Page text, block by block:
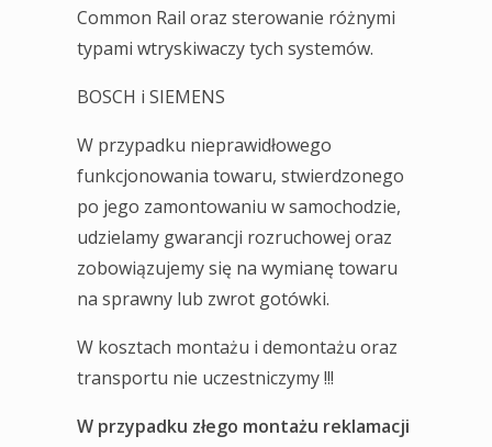
Common Rail oraz sterowanie różnymi
typami wtryskiwaczy tych systemów.
BOSCH i SIEMENS
W przypadku nieprawidłowego
funkcjonowania towaru, stwierdzonego
po jego zamontowaniu w samochodzie,
udzielamy gwarancji rozruchowej oraz
zobowiązujemy się na wymianę towaru
na sprawny lub zwrot gotówki.
W kosztach montażu i demontażu oraz
transportu nie uczestniczymy !!!
W przypadku złego montażu reklamacji